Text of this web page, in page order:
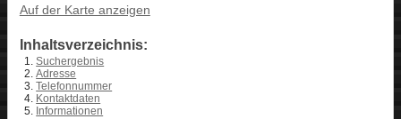
Auf der Karte anzeigen
Inhaltsverzeichnis:
Suchergebnis
Adresse
Telefonnummer
Kontaktdaten
Informationen